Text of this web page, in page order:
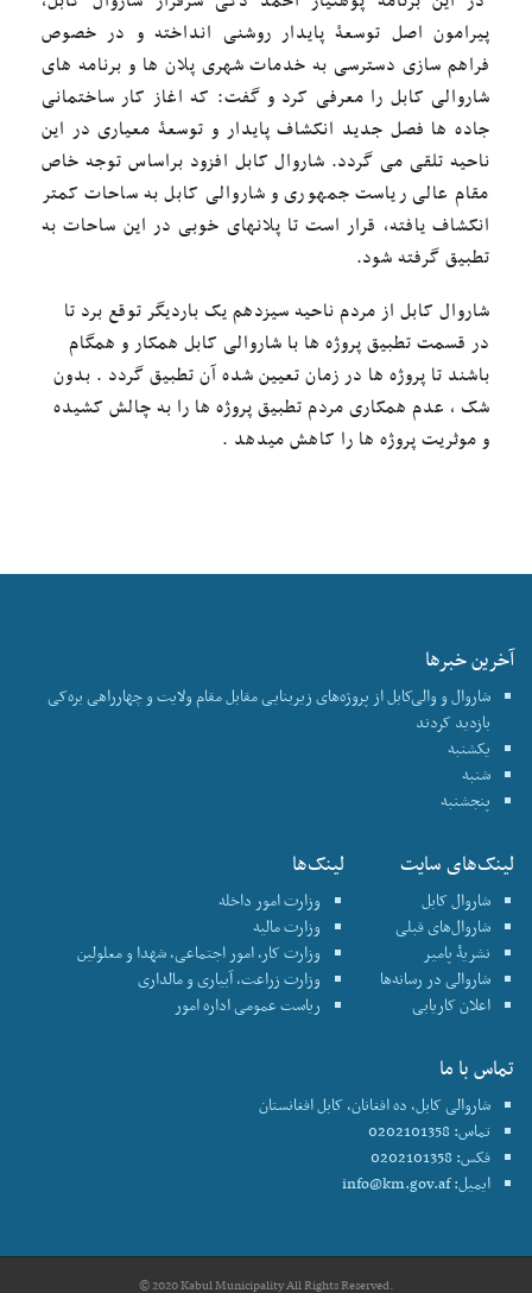
پیرامون اصل توسعۀ پایدار روشنی انداخته و در خصوص
فراهم سازی دسترسی به خدمات شهری پلان ها و برنامه های
شاروالی کابل را معرفی کرد و گفت: که اغاز کار ساختمانی
جاده ها فصل جدید انکشاف پایدار و توسعۀ معیاری در این
ناحیه تلقی می گردد. ‎شاروال کابل افزود براساس توجه خاص
مقام عالی ریاست جمهوری و شاروالی کابل به ساحات کمتر
انکشاف یافته، قرار است تا پلانهای خوبی در این ساحات به
تطبیق گرفته شود.
‎شاروال کابل از مردم ناحیه سیزدهم یک باردیگر توقع برد تا
در قسمت تطبیق پروژه ها با شاروالی کابل همکار و همگام
باشند تا پروژه ها در زمان تعیین شده آن تطبیق گردد . بدون
شک ، عدم همکاری مردم تطبیق پروژه ها را به چالش کشیده
و موثریت پروژه ها را کاهش میدهد .
آخرین خبرها
شاروال و والی‌کابل از پروژه‌های زیربنایی مقابل مقام ولایت و چهارراهی بره‌کی
بازدید کردند
یکشنبه
شنبه
پنجشنبه
لینک‌های سایت
شاروال کابل
شاروال‌های قبلی
نشریۀ پامیر
شاروالی در رسانه‌ها
اعلان کاریابی
لینک‌ها
وزارت امور داخله
وزارت مالیه
وزارت کار، امور اجتماعی، شهدا و معلولین
وزارت زراعت، آبیاری و مالداری
ریاست عمومی اداره امور
تماس با ما
شاروالی کابل، ده افغانان، کابل افغانستان
تماس: 0202101358
فکس: 0202101358
ایمیل:info@km.gov.af
© 2020 Kabul Municipality All Rights Reserved.